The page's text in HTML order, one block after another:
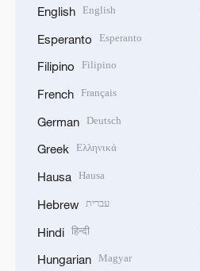
English English
Esperanto Esperanto
Filipino Filipino
French Français
German Deutsch
Greek Ελληνικά
Hausa Hausa
Hebrew עברית
Hindi हिन्दी
Hungarian Magyar